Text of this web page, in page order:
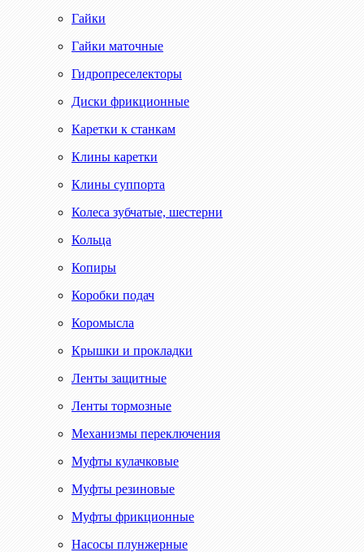
Гайки
Гайки маточные
Гидропреселекторы
Диски фрикционные
Каретки к станкам
Клины каретки
Клины суппорта
Колеса зубчатые, шестерни
Кольца
Копиры
Коробки подач
Коромысла
Крышки и прокладки
Ленты защитные
Ленты тормозные
Механизмы переключения
Муфты кулачковые
Муфты резиновые
Муфты фрикционные
Насосы плунжерные